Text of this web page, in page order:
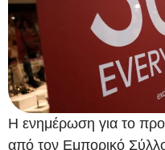
Η ενημέρωση για το
από τον Εμπορικό